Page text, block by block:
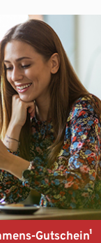
Gutschein¹